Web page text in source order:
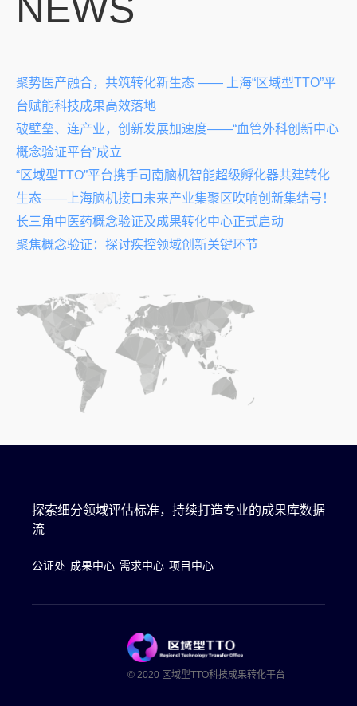
聚势医产融合，共筑转化新生态 —— 上海“区域型TTO”平
台赋能科技成果高效落地
破壁垒、连产业，创新发展加速度——“血管外科创新中心
概念验证平台”成立
“区域型TTO”平台携手司南脑机智能超级孵化器共建转化
生态——上海脑机接口未来产业集聚区吹响创新集结号！
长三角中医药概念验证及成果转化中心正式启动
聚焦概念验证：探讨疾控领域创新关键环节
探索细分领域评估标准，持续打造专业的成果库数据
流
公证处 成果中心 需求中心 项目中心
© 2020 区域型TTO科技成果转化平台